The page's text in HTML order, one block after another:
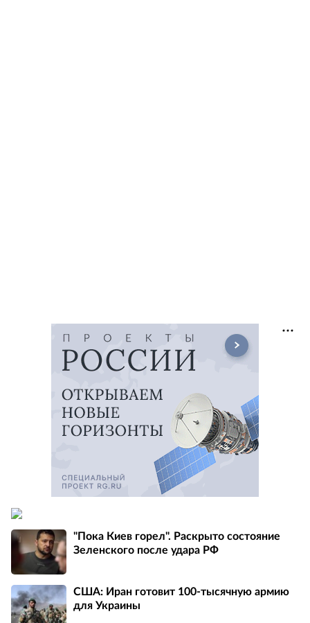
"Пока Киев горел". Раскрыто состояние
Зеленского после удара РФ
США: Иран готовит 100-тысячную армию
для Украины